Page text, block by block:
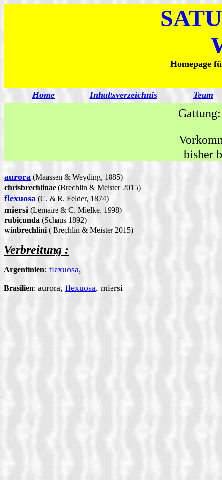
Homepage
Home Inhaltsverzeichnis Team
Gattung:
bisher
aurora (Maassen & Weyding, 1885)
chrisbrechlinae (Brechlin & Meister 2015)
flexuosa (C. & R. Felder, 1874)
miersi (Lemaire & C. Mielke, 1998)
rubicunda (Schaus 1892)
winbrechlini ( Brechlin & Meister 2015)
Verbreitung :
Argentinien: flexuosa,
Brasilien: aurora, flexuosa, miersi